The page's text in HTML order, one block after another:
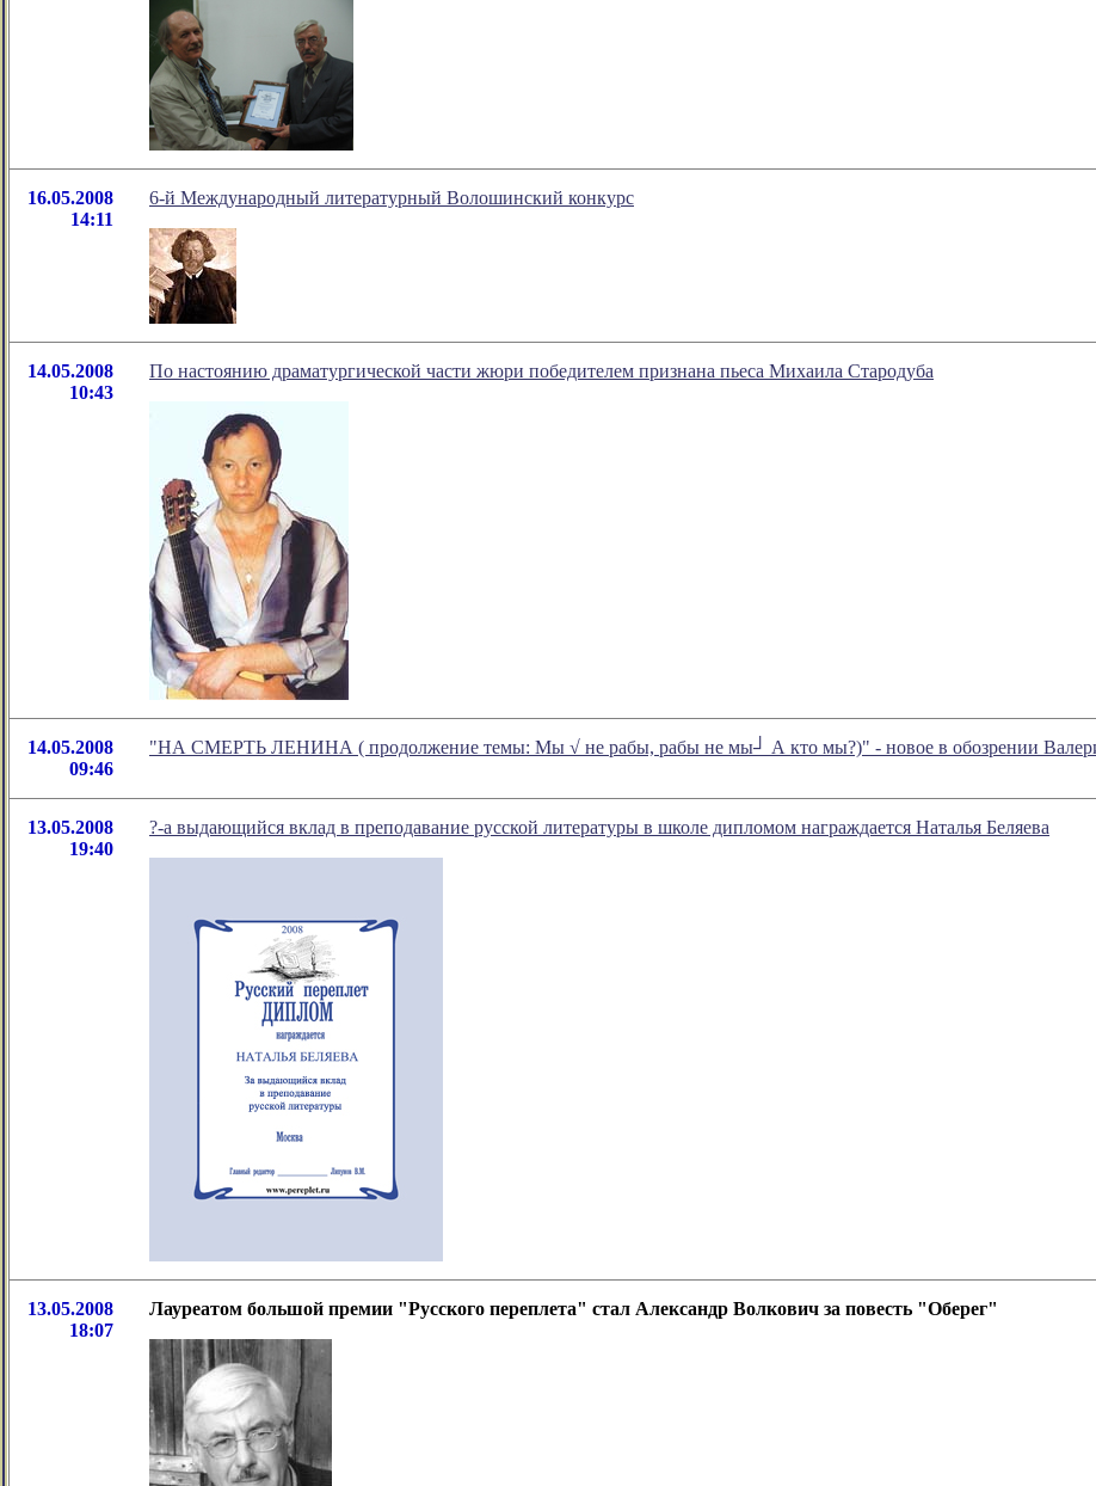
16.05.2008
14:11
6-й Международный литературный Волошинский конкурс
14.05.2008
10:43
По настоянию драматургической части жюри победителем признана пьеса Михаила Стародуба
14.05.2008
09:46
"НА СМЕРТЬ ЛЕНИНА ( продолжение темы: Мы √ не рабы, рабы не мы┘ А кто мы?)" - новое в обозрении
13.05.2008
19:40
?-а выдающийся вклад в преподавание русской литературы в школе дипломом награждается Наталья Беляева
13.05.2008
18:07
Лауреатом большой премии "Русского переплета" стал Александр Волкович за повесть "Оберег"